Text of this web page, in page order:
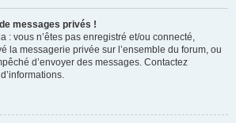
messages privés !
: vous n’êtes pas enregistré et/ou connecté,
la messagerie privée sur l’ensemble du forum, ou
d’envoyer des messages. Contactez